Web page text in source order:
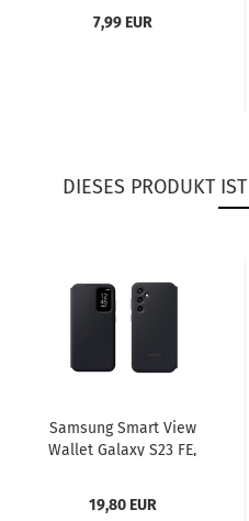
7,99 EUR
DIESES PRODUKT
Sam­sung Smart View
Wal­let Ga­la­xy S23 FE,
19,80 EUR